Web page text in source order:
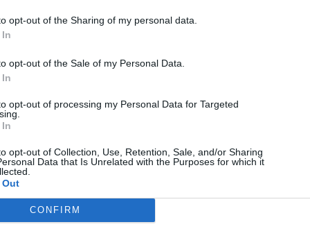
opt-out of the Sharing of my personal data.
opt-out of the Sale of my Personal Data.
opt-out of processing my Personal Data for Targeted
opt-out of Collection, Use, Retention, Sale, and/or Sharing
Data that Is Unrelated with the Purposes for which it
CONFIRM
Technology